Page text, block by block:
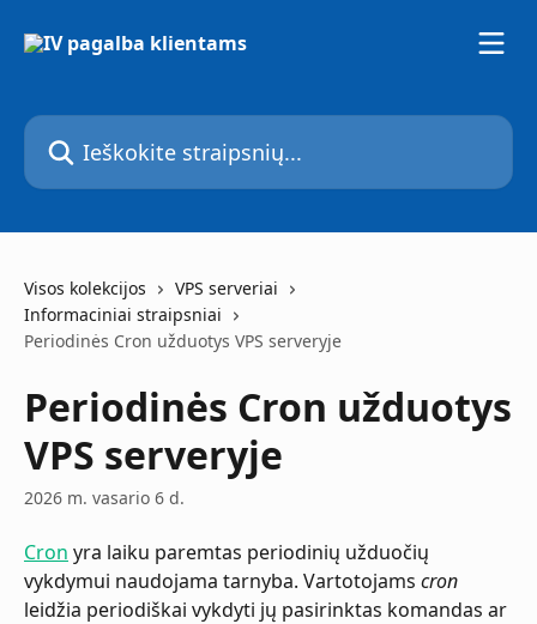
Ieškokite straipsnių...
Visos kolekcijos
VPS serveriai
Informaciniai straipsniai
Periodinės Cron užduotys VPS serveryje
Periodinės Cron užduotys
VPS serveryje
2026 m. vasario 6 d.
Cron yra laiku paremtas periodinių užduočių
vykdymui naudojama tarnyba. Vartotojams cron
leidžia periodiškai vykdyti jų pasirinktas komandas ar